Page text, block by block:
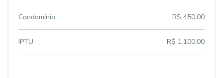
Condomínio R$ 450,00
IPTU R$ 1.100,00